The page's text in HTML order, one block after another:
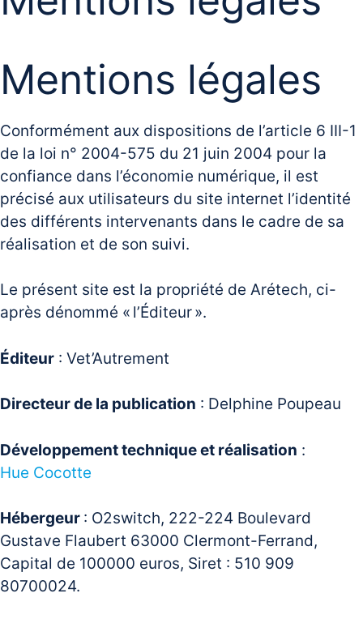
Mentions légales
Conformément aux dispositions de l’article 6 III-1
de la loi n° 2004-575 du 21 juin 2004 pour la
confiance dans l’économie numérique, il est
précisé aux utilisateurs du site internet l’identité
des différents intervenants dans le cadre de sa
réalisation et de son suivi.
Le présent site est la propriété de Arétech, ci-
après dénommé « l’Éditeur ».
Éditeur : Vet’Autrement
Directeur de la publication : Delphine Poupeau
Développement technique et réalisation :
Hue Cocotte
Hébergeur : O2switch, 222-224 Boulevard
Gustave Flaubert 63000 Clermont-Ferrand,
Capital de 100000 euros, Siret : 510 909
80700024.